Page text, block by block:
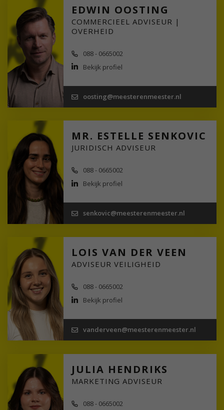
EDWIN OOSTING
COMMERCIEEL ADVISEUR |
OVERHEID
088 - 0665002
Bekijk profiel
oosting@meesterenmeester.nl
MR. ESTELLE SENKOVIC
JURIDISCH ADVISEUR
088 - 0665002
Bekijk profiel
senkovic@meesterenmeester.nl
LOIS VAN DER VEEN
ADVISEUR VEILIGHEID
088 - 0665002
Bekijk profiel
vanderveen@meesterenmeester.nl
JULIA HENDRIKS
MARKETING ADVISEUR
088 - 0665002